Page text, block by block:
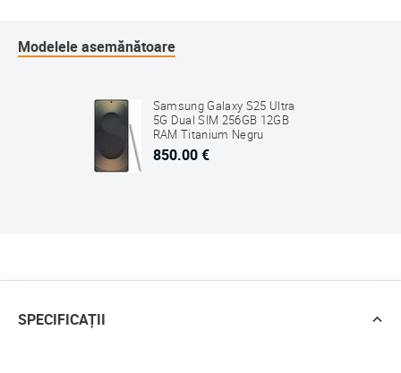
Modelele asemănătoare
Samsung Galaxy S25 Ultra
5G Dual SIM 256GB 12GB
RAM Titanium Negru
850.00 €
SPECIFICAȚII